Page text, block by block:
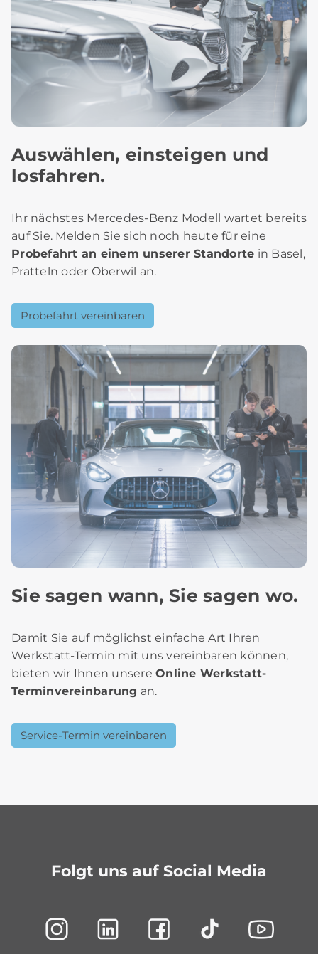
Auswählen, einsteigen und
losfahren.
Ihr nächstes Mercedes-Benz Modell wartet bereits
auf Sie. Melden Sie sich noch heute für eine
Probefahrt an einem unserer Standorte in Basel,
Pratteln oder Oberwil an.
Probefahrt vereinbaren
Sie sagen wann, Sie sagen wo.
Damit Sie auf möglichst einfache Art Ihren
Werkstatt-Termin mit uns vereinbaren können,
bieten wir Ihnen unsere Online Werkstatt-
Terminvereinbarung an.
Service-Termin vereinbaren
Folgt uns auf Social Media